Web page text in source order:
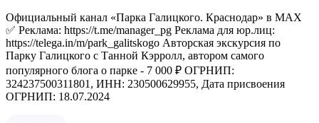
Официальный канал «Парка Галицкого. Краснодар» в МАХ
✅ Реклама: https://t.me/manager_pg Реклама для юр.лиц:
https://telega.in/m/park_galitskogo Авторская экскурсия по
Парку Галицкого с Танной Кэрролл, автором самого
популярного блога о парке - 7 000 ₽ ОГРНИП:
324237500311801, ИНН: 230500629955, Дата присвоения
ОГРНИП: 18.07.2024